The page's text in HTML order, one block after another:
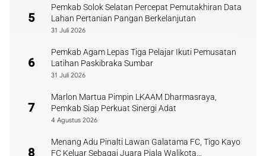
5
Pemkab Solok Selatan Percepat Pemutakhiran Data
Lahan Pertanian Pangan Berkelanjutan
31 Juli 2026
6
Pemkab Agam Lepas Tiga Pelajar Ikuti Pemusatan
Latihan Paskibraka Sumbar
31 Juli 2026
7
Marlon Martua Pimpin LKAAM Dharmasraya,
Pemkab Siap Perkuat Sinergi Adat
4 Agustus 2026
8
Menang Adu Pinalti Lawan Galatama FC, Tigo Kayo
FC Keluar Sebagai Juara Piala Walikota